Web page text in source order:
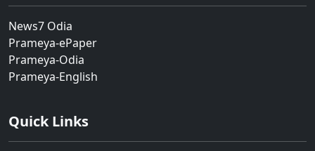
News7 Odia
Prameya-ePaper
Prameya-Odia
Prameya-English
Quick Links